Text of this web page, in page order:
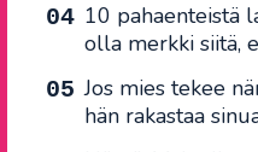
10 pahaenteistä
olla merkki siitä,
Jos mies tekee
hän rakastaa